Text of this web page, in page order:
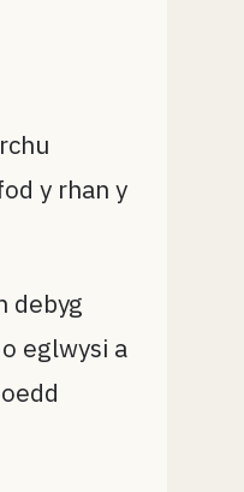
y rhan y
debyg
eglwysi a